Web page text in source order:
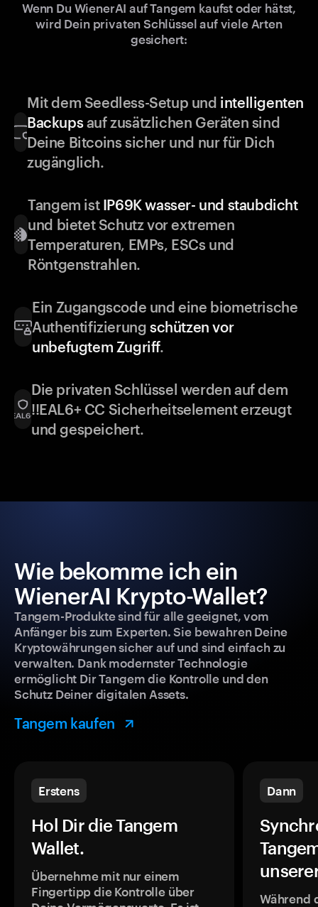
Wenn Du WienerAI auf Tangem kaufst oder hätst,
wird Dein privaten Schlüssel auf viele Arten
gesichert:
Mit dem Seedless-Setup und intelligenten
Backupsauf zusätzlichen Geräten sind
Deine Bitcoins sicher und nur für Dich
zugänglich.
Tangem ist IP69K wasser- und staubdicht
und bietet Schutz vor extremen
Temperaturen, EMPs, ESCs und
Röntgenstrahlen.
Ein Zugangscode und eine biometrische
Authentifizierung schützen vor
unbefugtem Zugriff.
Die privaten Schlüssel werden auf dem
!!EAL6+ CC Sicherheitselement erzeugt
und gespeichert.
Wie bekomme ich ein
WienerAI Krypto-Wallet?
Tangem-Produkte sind für alle geeignet, vom
Anfänger bis zum Experten. Sie bewahren Deine
Kryptowährungen sicher auf und sind einfach zu
verwalten. Dank modernster Technologie
ermöglicht Dir Tangem die Kontrolle und den
Schutz Deiner digitalen Assets.
Tangem kaufen
Erstens
Hol Dir die Tangem
Wallet.
Übernehme mit nur einem
Fingertipp die Kontrolle über
Dann
Während